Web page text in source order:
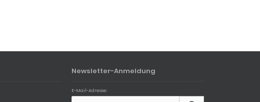
Newsletter-Anmeldung
E-Mail-Adresse: